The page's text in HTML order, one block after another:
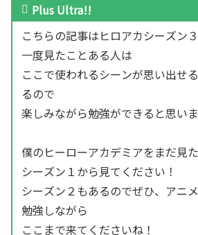
Plus Ultra!!
こちらの記事はヒロアカシーズン
一度見たことある人は
ここで使われるシーンが思い出せ
るので
楽しみながら勉強ができると思いま
僕のヒーローアカデミアをまだ見
シーズン１から見てください！
シーズン２もあるのでぜひ、アニ
勉強しながら
ここまで来てくださいね！